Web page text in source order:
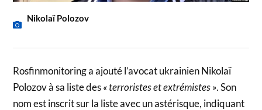
Nikolaï Polozov
Rosfinmonitoring a ajouté l’avocat ukrainien Nikolaï
Polozov à sa liste des« terroristes et extrémistes ». Son
nom est inscrit sur la liste avec un astérisque, indiquant